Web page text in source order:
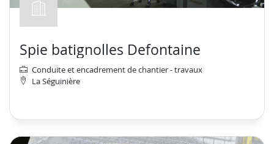
Spie batignolles Defontaine
Conduite et encadrement de chantier - travaux
La Séguinière